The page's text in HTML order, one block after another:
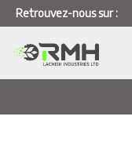
Retrouvez-nous sur :